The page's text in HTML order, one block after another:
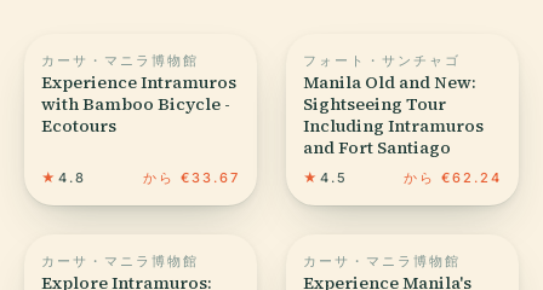
カーサ・マニラ博物館
Experience Intramuros
with Bamboo Bicycle -
Ecotours
★ 4.8 から €33.67
フォート・サンチャゴ
Manila Old and New:
Sightseeing Tour
Including Intramuros
and Fort Santiago
★ 4.5 から €62.24
カーサ・マニラ博物館
Explore Intramuros:
カーサ・マニラ博物館
Experience Manila's